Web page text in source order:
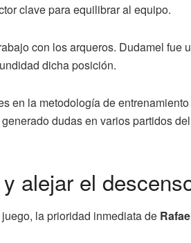
clave para equilibrar al equipo.
con los arqueros. Dudamel fue
dicha posición.
en la metodología de
dudas en varios partidos
alejar el
la prioridad inmediata de